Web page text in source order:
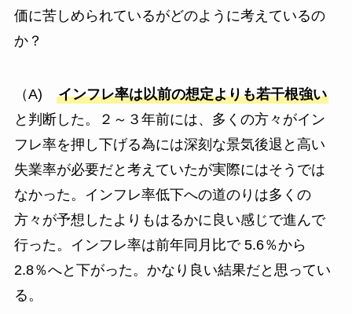
価に苦しめられているがどのように考えているの
か？
（A) インフレ率は以前の想定よりも若干根強い
と判断した。２～３年前には、多くの方々がイン
フレ率を押し下げる為には深刻な景気後退と高い
失業率が必要だと考えていたが実際にはそうでは
なかった。インフレ率低下への道のりは多くの
方々が予想したよりもはるかに良い感じで進んで
行った。インフレ率は前年同月比で 5.6％から
2.8％へと下がった。かなり良い結果だと思ってい
る。